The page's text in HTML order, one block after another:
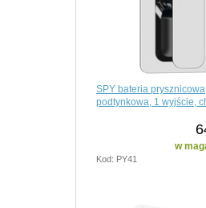
SPY bateria prysznicowa
podtynkowa, 1 wyjście,
w
Kod: PY41